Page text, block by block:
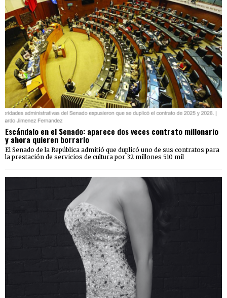
Escándalo en el Senado: aparece dos veces contrato millonario
y ahora quieren borrarlo
El Senado de la República admitió que duplicó uno de sus contratos para
la prestación de servicios de cultura por 32 millones 510 mil